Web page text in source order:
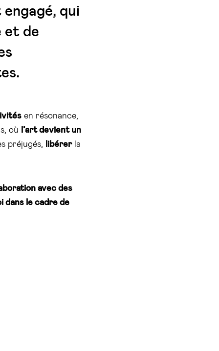
qui
et de
en résonance,
où l’art devient un
préjugés, libérerla
avec des
le cadre de